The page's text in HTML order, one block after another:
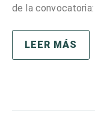
de la
LEER MÁS